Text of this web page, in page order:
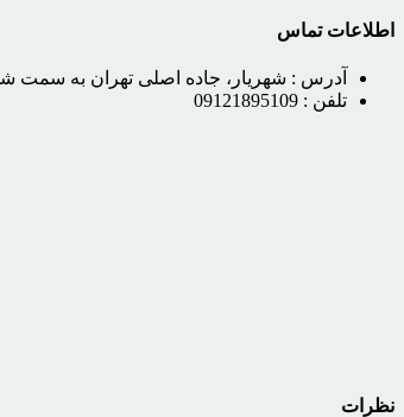
اطلاعات تماس
آدرس : شهریار، جاده اصلی تهران به سمت
تلفن : 09121895109
نظرات